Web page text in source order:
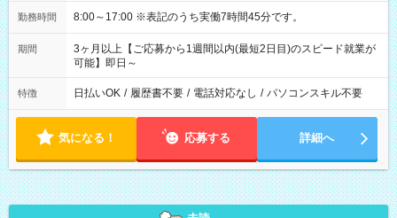
勤務時間 8:00～17:00 ※表記のうち実働7時間45分です。
期間
3ヶ月以上【ご応募から1週間以内(最短2日目)のスピード就業が
可能】即日～
特徴 日払いOK / 履歴書不要 / 電話対応なし / パソコンスキル不要
気になる！ 応募する 詳細へ